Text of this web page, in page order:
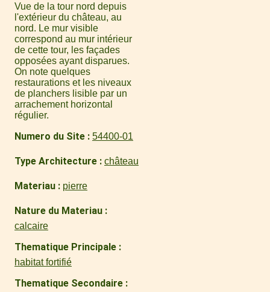
Vue de la tour nord depuis
l'extérieur du château, au
nord. Le mur visible
correspond au mur intérieur
de cette tour, les façades
opposées ayant disparues.
On note quelques
restaurations et les niveaux
de planchers lisible par un
arrachement horizontal
régulier.
Numero du Site 54400-01
Type Architecture château
Materiau pierre
Nature du Materiau
calcaire
Thematique Principale
habitat fortifié
Thematique Secondaire